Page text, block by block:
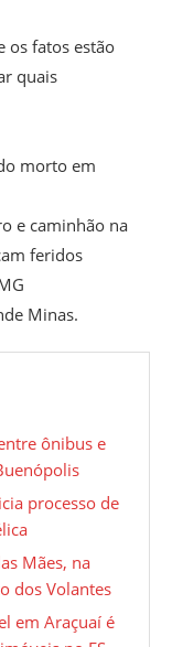
os fatos estão
quais
morto em
e caminhão na
feridos
Minas.
ônibus e
processo de
Mães, na
dos Volantes
em Araçuaí é